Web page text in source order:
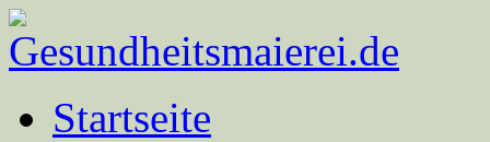
Startseite